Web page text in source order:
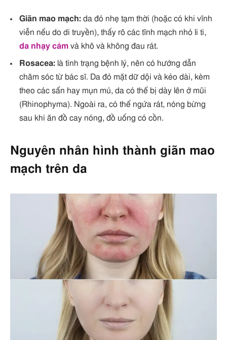
Giãn mao mạch: da đỏ nhẹ tạm thời (hoặc có khi vĩnh
viễn nếu do di truyền), thấy rõ các tĩnh mạch nhỏ li ti,
da nhạy cảm và khô và không đau rát.
Rosacea: là tình trạng bệnh lý, nên có hướng dẫn
chăm sóc từ bác sĩ. Da đỏ mặt dữ dội và kéo dài, kèm
theo các sẩn hay mụn mủ, da có thể bị dày lên ở mũi
(Rhinophyma). Ngoài ra, có thể ngứa rát, nóng bừng
sau khi ăn đồ cay nóng, đồ uống có cồn.
Nguyên nhân hình thành giãn mao
mạch trên da